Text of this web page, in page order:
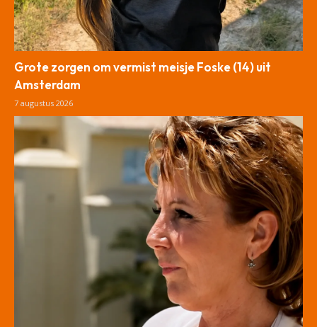
Grote zorgen om vermist meisje Foske (14) uit
Amsterdam
7 augustus 2026